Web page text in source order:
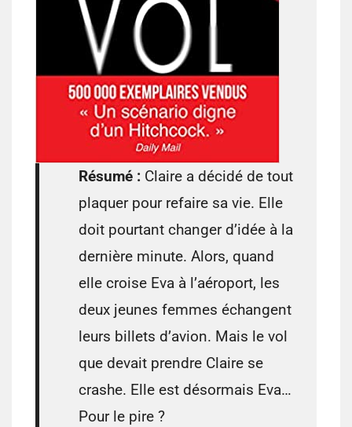
Résumé : Claire a décidé de tout
plaquer pour refaire sa vie. Elle
doit pourtant changer d’idée à la
dernière minute. Alors, quand
elle croise Eva à l’aéroport, les
deux jeunes femmes échangent
leurs billets d’avion. Mais le vol
que devait prendre Claire se
crashe. Elle est désormais Eva…
Pour le pire ?